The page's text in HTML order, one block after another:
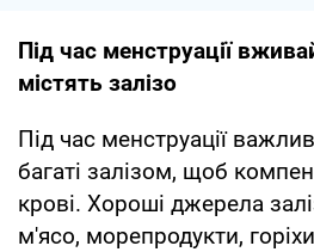
Під час менструації
містять залізо
Під час менструації
багаті залізом, щоб
крові. Хороші джерела
м'ясо, морепродукти,